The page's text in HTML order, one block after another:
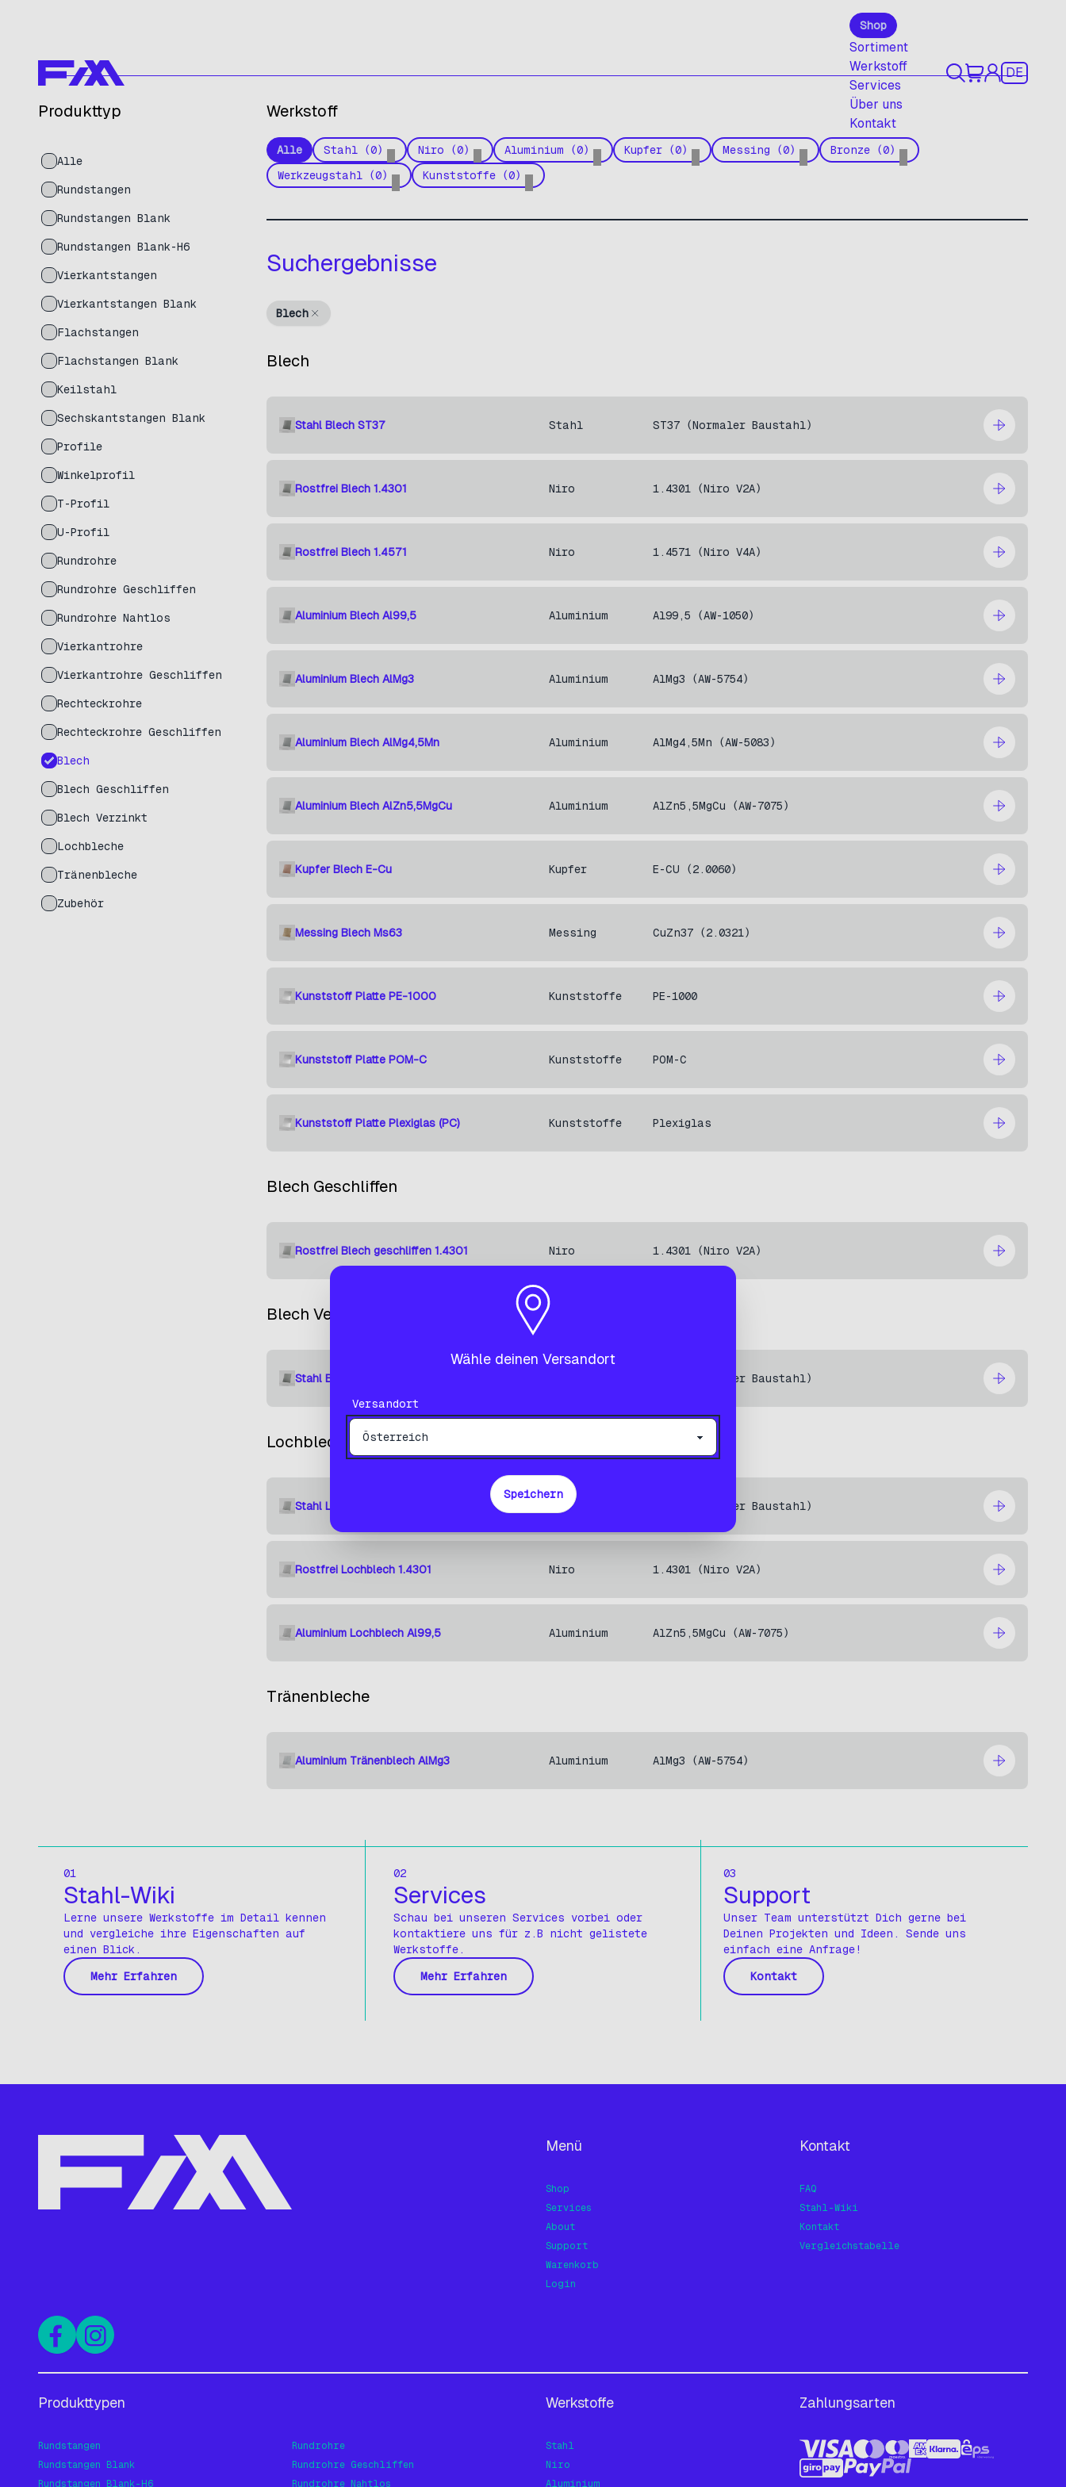
DE
Shop
Sortiment
Werkstoff
Services
Über uns
Kontakt
Produkttyp
Alle
Rundstangen
Rundstangen Blank
Rundstangen Blank-H6
Vierkantstangen
Vierkantstangen Blank
Flachstangen
Flachstangen Blank
Keilstahl
Sechskantstangen Blank
Profile
Winkelprofil
T-Profil
U-Profil
Rundrohre
Rundrohre Geschliffen
Rundrohre Nahtlos
Vierkantrohre
Vierkantrohre Geschliffen
Rechteckrohre
Rechteckrohre Geschliffen
Blech
Blech Geschliffen
Blech Verzinkt
Lochbleche
Tränenbleche
Zubehör
Werkstoff
Alle Stahl (0) Niro (0) Aluminium (0) Kupfer (0) Messing (0)
Bronze (0)
Werkzeugstahl (0)
Kunststoffe (0)
Suchergebnisse
Blech
Blech
Stahl Blech ST37 Stahl ST37 (Normaler Baustahl)
Rostfrei Blech 1.4301 Niro 1.4301 (Niro V2A)
Rostfrei Blech 1.4571 Niro 1.4571 (Niro V4A)
Aluminium Blech Al99,5 Aluminium Al99,5 (AW-1050)
Aluminium Blech AlMg3 Aluminium AlMg3 (AW-5754)
Aluminium Blech AlMg4,5Mn Aluminium AlMg4,5Mn (AW-5083)
Aluminium Blech AlZn5,5MgCu Aluminium AlZn5,5MgCu (AW-7075)
Kupfer Blech E-Cu Kupfer E-CU (2.0060)
Messing Blech Ms63 Messing CuZn37 (2.0321)
Kunststoff Platte PE-1000 Kunststoffe PE-1000
Kunststoff Platte POM-C Kunststoffe POM-C
Kunststoff Platte Plexiglas (PC) Kunststoffe Plexiglas
Blech Geschliffen
Rostfrei Blech geschliffen 1.4301 Niro 1.4301 (Niro V2A)
Blech Verzinkt
Stahl Blech verzinkt ST37 ST37 (Normaler Baustahl)
Lochbleche
Stahl Lochblech ST37 Stahl ST37 (Normaler Baustahl)
Rostfrei Lochblech 1.4301 Niro 1.4301 (Niro V2A)
Aluminium Lochblech Al99,5 Aluminium AlZn5,5MgCu (AW-7075)
Tränenbleche
Aluminium Tränenblech AlMg3 Aluminium AlMg3 (AW-5754)
01
Stahl-Wiki
Lerne unsere Werkstoffe im Detail kennen
und vergleiche ihre Eigenschaften auf
einen Blick.
Mehr Erfahren
02
Services
Schau bei unseren Services vorbei oder
kontaktiere uns für z.B nicht gelistete
Werkstoffe.
Mehr Erfahren
03
Support
Unser Team unterstützt Dich gerne bei
Deinen Projekten und Ideen. Sende uns
einfach eine Anfrage!
Kontakt
Menü
Shop
Services
About
Support
Warenkorb
Login
Kontakt
FAQ
Stahl-Wiki
Kontakt
Vergleichstabelle
Produkttypen
Rundstangen
Rundstangen Blank
Rundstangen Blank-H6
Rundrohre
Rundrohre Geschliffen
Rundrohre Nahtlos
Werkstoffe
Stahl
Niro
Aluminium
Zahlungsarten
Wähle deinen Versandort
Versandort
Speichern